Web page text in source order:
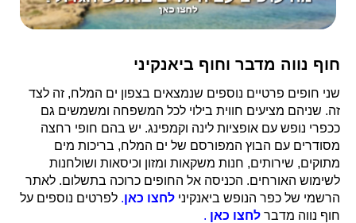
חוף נווה מדבר וחוף ביאנקיני
שני חופים פרטיים נוספים שנמצאים בצפון ים המלח, זה לצד
זה. שניהם מציעים חווית בילוי לכל המשפחה ומשמשים גם
ככפרי נופש עם אופציות לינה וקמפינג. יש בהם חופי רחצה
מסודרים עם הבוץ המפורסם של ים המלח, בריכות מים
מתוקים, שירותים, חנות משקאות ומזון וכיסאות ושולחנות
לשימוש האורחים. הכניסה אל החופים כרוכה בתשלום. לאתר
הרשמי של כפר הנופש ביאנקיני לחצו כאן. לפרטים נוספים על
חוף נווה מדבר לחצו כאן .